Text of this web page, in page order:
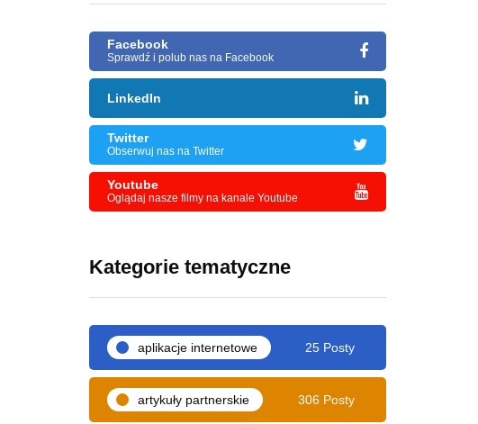
Facebook
Sprawdź i polub nas na Facebook
LinkedIn
Twitter
Obserwuj nas na Twitter
Youtube
Oglądaj nasze filmy na kanale Youtube
Kategorie tematyczne
aplikacje internetowe 25 Posty
artykuły partnerskie 306 Posty